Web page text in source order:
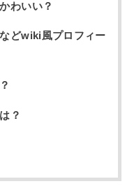
わいい？
どwiki風プロフィー
？